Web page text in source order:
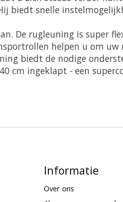
biedt snelle
De rugleuning is super
helpen u om
biedt de nodige
cm ingeklapt - een
Informatie
Over ons